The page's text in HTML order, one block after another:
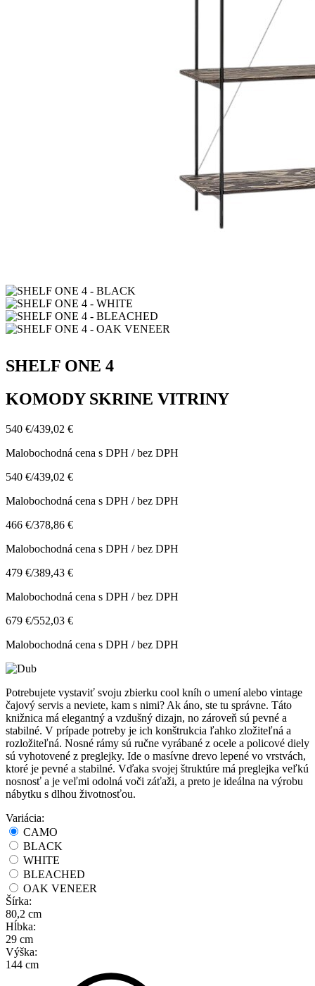
SHELF ONE 4
KOMODY SKRINE VITRINY
540 €/439,02 €
Malobochodná cena s DPH / bez DPH
540 €/439,02 €
Malobochodná cena s DPH / bez DPH
466 €/378,86 €
Malobochodná cena s DPH / bez DPH
479 €/389,43 €
Malobochodná cena s DPH / bez DPH
679 €/552,03 €
Malobochodná cena s DPH / bez DPH
Potrebujete vystaviť svoju zbierku cool kníh o umení alebo vintage
čajový servis a neviete, kam s nimi? Ak áno, ste tu správne. Táto
knižnica má elegantný a vzdušný dizajn, no zároveň sú pevné a
stabilné. V prípade potreby je ich konštrukcia ľahko zložiteľná a
rozložiteľná. Nosné rámy sú ručne vyrábané z ocele a policové diely
sú vyhotovené z preglejky. Ide o masívne drevo lepené vo vrstvách,
ktoré je pevné a stabilné. Vďaka svojej štruktúre má preglejka veľkú
nosnosť a je veľmi odolná voči záťaži, a preto je ideálna na výrobu
nábytku s dlhou životnosťou.
Variácia:
CAMO
BLACK
WHITE
BLEACHED
OAK VENEER
Šírka:
80,2 cm
Hĺbka:
29 cm
Výška:
144 cm